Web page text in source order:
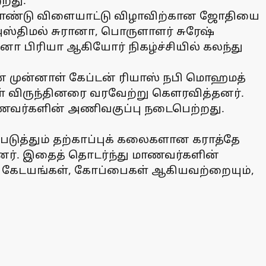
விளையாட்டு விழாவிற்கான ஜோதியை
சுரானா, பொருளாளர் சுரேஷ்
பிரியா ஆகியோர் நிகழ்ச்சியில் கலந்து
முன்னாள் கேப்டன் ரியாஸ் நபி மொஹமத்
விருந்தினரை வரவேற்று கெளரவித்தனர்.
அணிவகுப்பு நடைபெற்றது.
தற்காப்புக் கலைகளான கராத்தே
இதைத் தொடர்ந்து மாணவர்களின்
கேடயங்கள், கோப்பைகள் ஆகியவற்றையும்,